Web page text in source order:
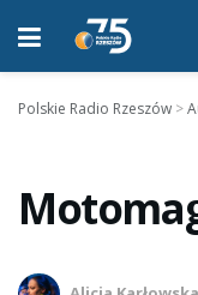
Polskie Radio Rzeszów >